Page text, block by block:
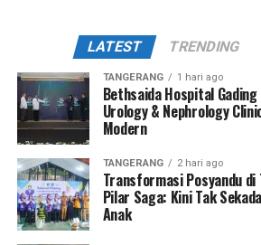
LATEST TRENDING
TANGERANG 1 hari ago
Bethsaida Hospital
Urology & Nephrology
Modern
TANGERANG 2 hari ago
Transformasi Posyandu
Pilar Saga: Kini Tak
Anak